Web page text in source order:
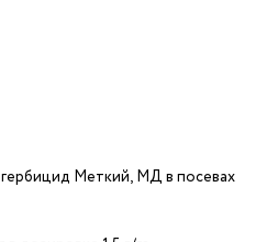
Меткий, МД в посевах